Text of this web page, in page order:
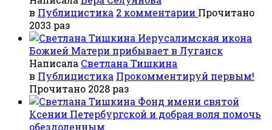
в Публицистика 2 комментарии Прочитано
2033 раз
Иерусалимская икона
Божией Матери прибывает в Луганск
Написала Светлана Тишкина
в Публицистика Прокомментируй первым!
Прочитано 2028 раз
Фонд имени святой
Ксении Петербургской и добрая воля помочь
обездоленным